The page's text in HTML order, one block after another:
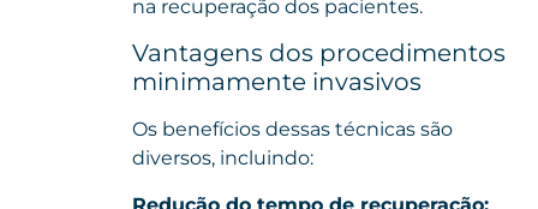
na recuperação dos pacientes.
Vantagens dos procedimentos
minimamente invasivos
Os benefícios dessas técnicas são
diversos, incluindo:
Redução do tempo de recuperação: